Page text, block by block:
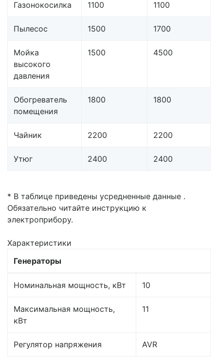
Газонокосилка 1100 1100
Пылесос 1500 1700
Мойка
высокого
давления
1500 4500
Обогреватель
помещения
1800 1800
Чайник 2200 2200
Утюг 2400 2400
* В таблице приведены усредненные данные .
Обязательно читайте инструкцию к
электроприбору.
Характеристики
Генераторы
Номинальная мощность, кВт 10
Максимальная мощность,
кВт
11
Регулятор напряжения AVR